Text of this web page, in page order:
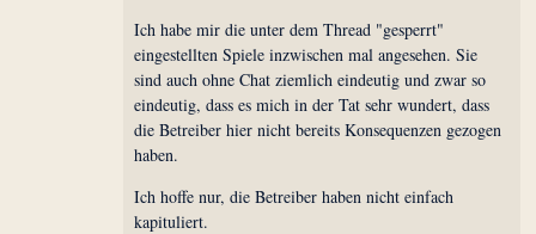
Ich habe mir die unter dem Thread "gesperrt"
eingestellten Spiele inzwischen mal angesehen. Sie
sind auch ohne Chat ziemlich eindeutig und zwar so
eindeutig, dass es mich in der Tat sehr wundert, dass
die Betreiber hier nicht bereits Konsequenzen gezogen
haben.
Ich hoffe nur, die Betreiber haben nicht einfach
kapituliert.